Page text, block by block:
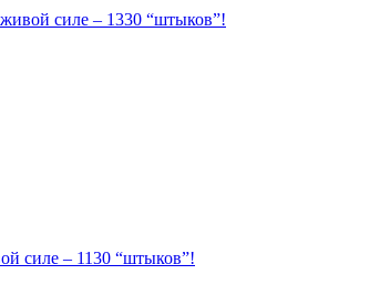
силе – 1330 “штыков”!
силе – 1130 “штыков”!